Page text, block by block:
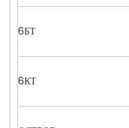
6БТ
6КТ